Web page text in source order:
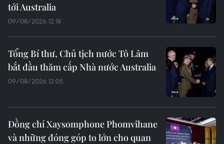
tới Australia
09/08/2026 12:18
Tổng Bí thư, Chủ tịch nước Tô Lâm
bắt đầu thăm cấp Nhà nước Australia
09/08/2026 12:05
Đồng chí Xaysomphone Phomvihane
và những đóng góp to lớn cho quan